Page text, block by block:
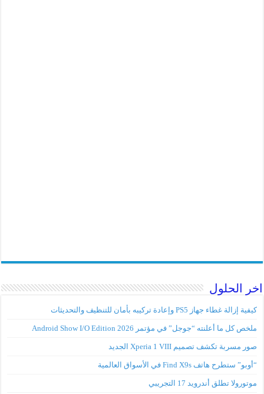
اخر الحلول
كيفية إزالة غطاء جهاز PS5 وإعادة تركيبه بأمان للتنظيف والتحديثات
ملخص كل ما أعلنته “جوجل” في مؤتمر Android Show I/O Edition 2026
صور مسربة تكشف تصميم Xperia 1 VIII الجديد
“أوبو” ستطرح هاتف Find X9s في الأسواق العالمية
موتورولا تطلق أندرويد 17 التجريبي